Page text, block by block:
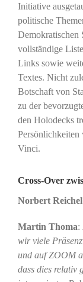
Initiative
politische
Demokratischen
vollständige
Links sowie
Textes. Nicht
Botschaft von
zu der
den Holodecks
Vinci.
Cross-Over
Norbert Reichel
Martin Thoma:
wir viele
und auf ZOOM
dass dies relativ